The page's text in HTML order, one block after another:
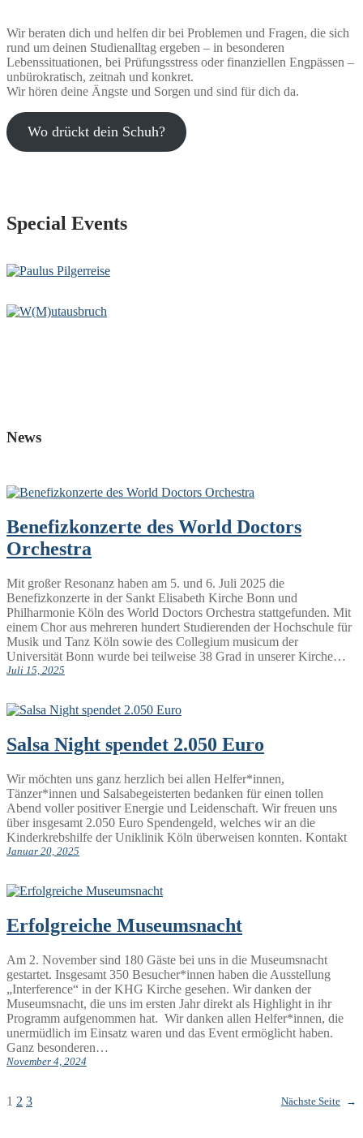
Wir beraten dich und helfen dir bei Problemen und Fragen, die sich
rund um deinen Studienalltag ergeben – in besonderen
Lebenssituationen, bei Prüfungsstress oder finanziellen Engpässen –
unbürokratisch, zeitnah und konkret.
Wir hören deine Ängste und Sorgen und sind für dich da.
Wo drückt dein Schuh?
Special Events
News
Benefizkonzerte des World Doctors
Orchestra
Mit großer Resonanz haben am 5. und 6. Juli 2025 die
Benefizkonzerte in der Sankt Elisabeth Kirche Bonn und
Philharmonie Köln des World Doctors Orchestra stattgefunden. Mit
einem Chor aus mehreren hundert Studierenden der Hochschule für
Musik und Tanz Köln sowie des Collegium musicum der
Universität Bonn wurde bei teilweise 38 Grad in unserer Kirche…
Juli 15, 2025
Salsa Night spendet 2.050 Euro
Wir möchten uns ganz herzlich bei allen Helfer*innen,
Tänzer*innen und Salsabegeisterten bedanken für einen tollen
Abend voller positiver Energie und Leidenschaft. Wir freuen uns
über insgesamt 2.050 Euro Spendengeld, welches wir an die
Kinderkrebshilfe der Uniklinik Köln überweisen konnten. Kontakt
Januar 20, 2025
Erfolgreiche Museumsnacht
Am 2. November sind 180 Gäste bei uns in die Museumsnacht
gestartet. Insgesamt 350 Besucher*innen haben die Ausstellung
„Interference“ in der KHG Kirche gesehen. Wir danken der
Museumsnacht, die uns im ersten Jahr direkt als Highlight in ihr
Programm aufgenommen hat. Wir danken allen Helfer*innen, die
unermüdlich im Einsatz waren und das Event ermöglicht haben.
Ganz besonderen…
November 4, 2024
1 2 3 Nächste Seite →